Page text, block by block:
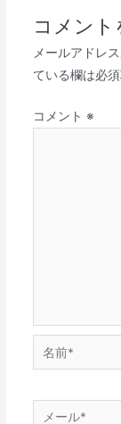
コメント
メールアドレ
ている欄は必
コメント ※